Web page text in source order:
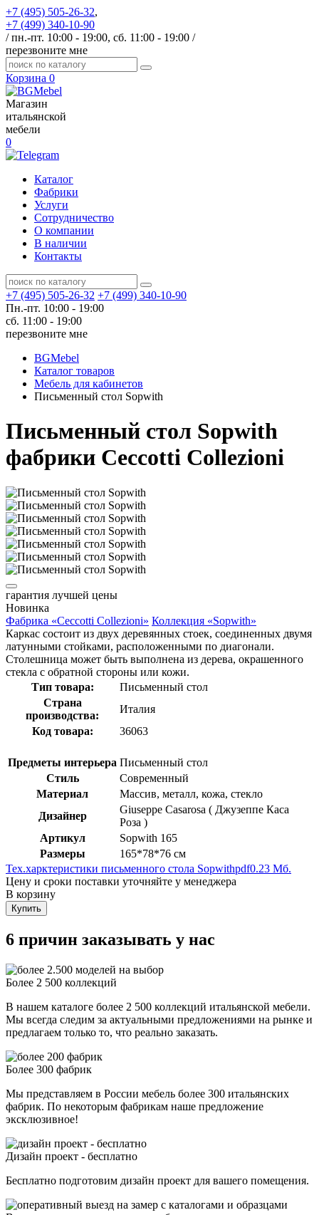
+7 (495) 505-26-32,
+7 (499) 340-10-90
/ пн.-пт. 10:00 - 19:00, сб. 11:00 - 19:00 /
перезвоните мне
Корзина 0
Магазин
итальянской
мебели
0
Каталог
Фабрики
Услуги
Сотрудничество
О компании
В наличии
Контакты
+7 (495) 505-26-32 +7 (499) 340-10-90
Пн.-пт. 10:00 - 19:00
сб. 11:00 - 19:00
перезвоните мне
BGMebel
Каталог товаров
Мебель для кабинетов
Письменный стол Sopwith
Письменный стол Sopwith
фабрики Ceccotti Collezioni
гарантия лучшей цены
Новинка
Фабрика «Ceccotti Collezioni» Коллекция «Sopwith»
Каркас состоит из двух деревянных стоек, соединенных двумя
латунными стойками, расположенными по диагонали.
Столешница может быть выполнена из дерева, окрашенного
стекла с обратной стороны или кожи.
Тип товара:
Письменный стол
Страна
производства:
Италия
Код товара:
36063
Предметы интерьера Письменный стол
Стиль
Современный
Материал
Массив, металл, кожа, стекло
Дизайнер
Giuseppe Casarosa ( Джузеппе Каса
Роза )
Артикул
Sopwith 165
Размеры
165*78*76 см
Тех.харктеристики письменного стола Sopwithpdf0.23 Мб.
Цену и сроки поставки уточняйте у менеджера
В корзину
Купить
6 причин заказывать у нас
Более 2 500 коллекций
В нашем каталоге более 2 500 коллекций итальянской мебели.
Мы всегда следим за актуальными предложениями на рынке и
предлагаем только то, что реально заказать.
Более 300 фабрик
Мы представляем в России мебель более 300 итальянских
фабрик. По некоторым фабрикам наше предложение
эксклюзивное!
Дизайн проект - бесплатно
Бесплатно подготовим дизайн проект для вашего помещения.